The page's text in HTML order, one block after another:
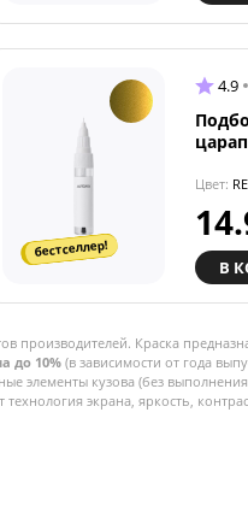
бестселлер!
4.9
Цвет:
В
Краска
до 10% (в зависимости от года
элементы кузова (без
экрана, яркость,